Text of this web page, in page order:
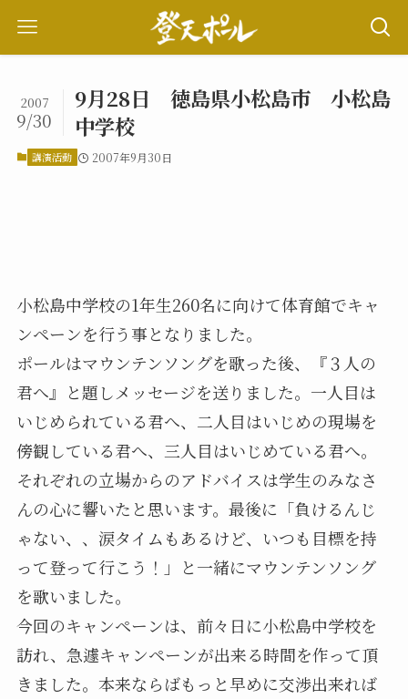
9月28日 徳島県小松島市 小松島
中学校
2007
9/30
講演活動 2007年9月30日
小松島中学校の1年生260名に向けて体育館でキャ
ンペーンを行う事となりました。
ポールはマウンテンソングを歌った後、『３人の
君へ』と題しメッセージを送りました。一人目は
いじめられている君へ、二人目はいじめの現場を
傍観している君へ、三人目はいじめている君へ。
それぞれの立場からのアドバイスは学生のみなさ
んの心に響いたと思います。最後に「負けるんじ
ゃない、、涙タイムもあるけど、いつも目標を持
って登って行こう！」と一緒にマウンテンソング
を歌いました。
今回のキャンペーンは、前々日に小松島中学校を
訪れ、急遽キャンペーンが出来る時間を作って頂
きました。本来ならばもっと早めに交渉出来れば